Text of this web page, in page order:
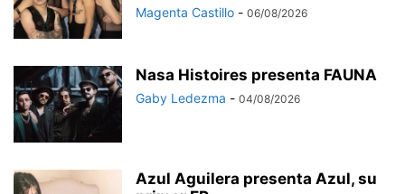
Magenta Castillo - 06/08/2026
Nasa Histoires presenta FAUNA
Gaby Ledezma - 04/08/2026
Azul Aguilera presenta Azul, su